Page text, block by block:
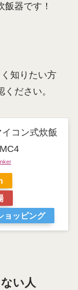
器です！
知りたい方
ださい。
コン式炊飯
ョッピング
い人